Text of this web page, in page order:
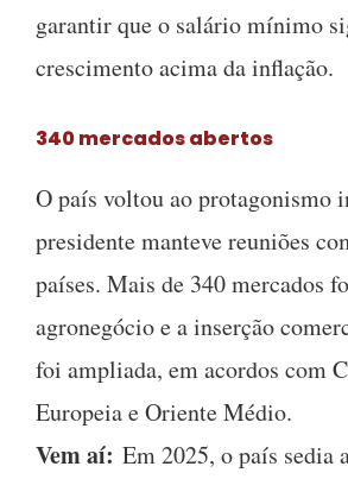
garantir que o salário mínimo
crescimento acima da inflação.
340 mercados abertos
O país voltou ao protagonismo
presidente manteve reuniões
países. Mais de 340 mercados
agronegócio e a inserção
foi ampliada, em acordos com
Europeia e Oriente Médio.
Vem aí: Em 2025, o país sedia